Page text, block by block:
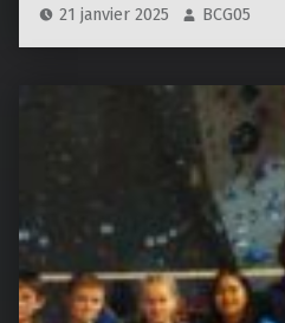
21 janvier 2025 BCG05